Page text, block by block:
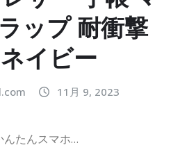
ップ 耐衝撃
イビー
11月 9, 2023
んたんスマホ…